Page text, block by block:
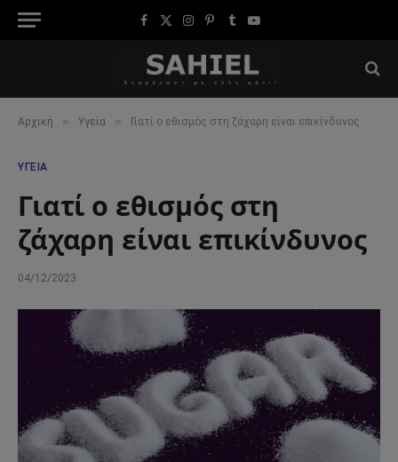
Facebook
X
Instagram
Pinterest
TumblrYouTube
Αρχική » Υγεία » Γιατί ο εθισμός στη ζάχαρη είναι επικίνδυνος
ΥΓΕΊΑ
Γιατί ο εθισμός στη
ζάχαρη είναι επικίνδυνος
04/12/2023